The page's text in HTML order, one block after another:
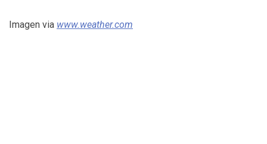
Imagen via www.weather.com